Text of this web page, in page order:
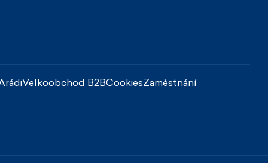
Velkoobchod B2BCookiesZaměstnání